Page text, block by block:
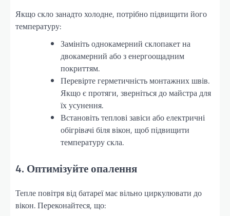
Якщо скло занадто холодне, потрібно підвищити його
температуру:
Замініть однокамерний склопакет на
двокамерний або з енергоощадним
покриттям.
Перевірте герметичність монтажних швів.
Якщо є протяги, зверніться до майстра для
їх усунення.
Встановіть теплові завіси або електричні
обігрівачі біля вікон, щоб підвищити
температуру скла.
4. Оптимізуйте опалення
Тепле повітря від батареї має вільно циркулювати до
вікон. Переконайтеся, що: